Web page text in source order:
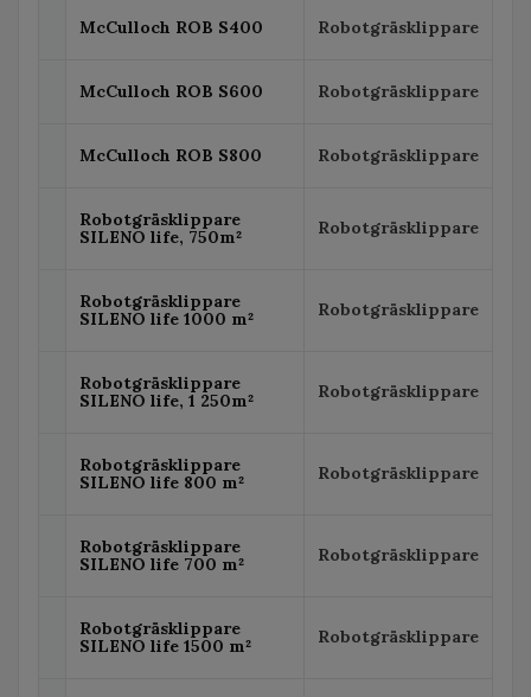
McCulloch ROB S400 Robotgräsklippare
McCulloch ROB S600 Robotgräsklippare
McCulloch ROB S800 Robotgräsklippare
Robotgräsklippare
SILENO life, 750m²
Robotgräsklippare
Robotgräsklippare
SILENO life 1000 m²
Robotgräsklippare
Robotgräsklippare
SILENO life, 1 250m²
Robotgräsklippare
Robotgräsklippare
SILENO life 800 m²
Robotgräsklippare
Robotgräsklippare
SILENO life 700 m²
Robotgräsklippare
Robotgräsklippare
SILENO life 1500 m²
Robotgräsklippare